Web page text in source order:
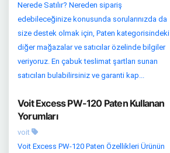
Nerede Satılır? Nereden sipariş
edebileceğinize konusunda sorularınızda da
size destek olmak için, Paten kategorisindeki
diğer mağazalar ve satıcılar özelinde bilgiler
veriyoruz. En çabuk teslimat şartları sunan
satıcıları bulabilirsiniz ve garanti kap...
Voit Excess PW-120 Paten Kullanan
Yorumları
voit
Voit Excess PW-120 Paten Özellikleri Ürünün